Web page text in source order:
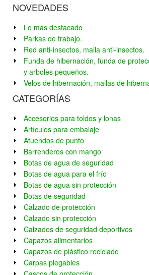
NOVEDADES
Lo más destacado
Parkas de trabajo.
Red anti-insectos, malla anti-insectos.
Funda de hibernación, funda de
y arboles pequeños.
Velos de hibernación, mallas de
CATEGORÍAS
Accesorios para toldos y lonas
Artículos para embalaje
Atuendos de punto
Barrenderos con mango
Botas de agua de seguridad
Botas de agua para el frío
Botas de agua sin protección
Botas de seguridad
Calzado de protección
Calzado sin protección
Calzados de seguridad deportivos
Capazos alimentarios
Capazos de plástico reciclado
Carpas plegables